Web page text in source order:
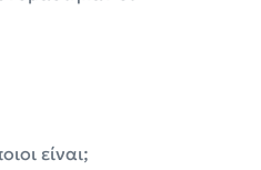
είναι;